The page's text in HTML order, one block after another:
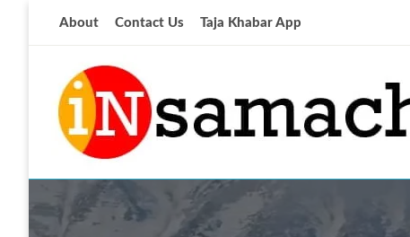
About Contact Us Taja Khabar App
insamachar
आज की ताजा खबर